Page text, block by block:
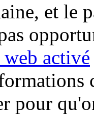
et le
web activé
pour